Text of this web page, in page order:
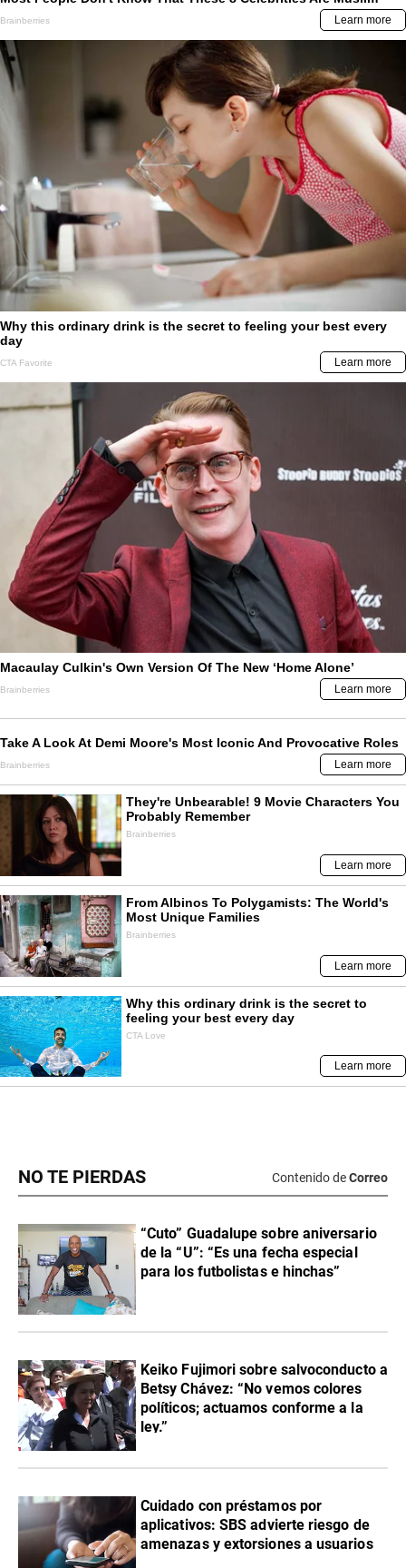
NO TE PIERDAS Contenido deCorreo
“Cuto” Guadalupe sobre aniversario
de la “U”: “Es una fecha especial
para los futbolistas e hinchas”
Keiko Fujimori sobre salvoconducto a
Betsy Chávez: “No vemos colores
políticos; actuamos conforme a la
ley.”
Cuidado con préstamos por
aplicativos: SBS advierte riesgo de
amenazas y extorsiones a usuarios